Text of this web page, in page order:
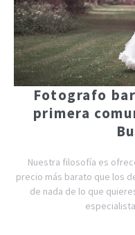
Fotografo
primera
Nuestra filosofía es
precio más barato que los
de nada de lo que